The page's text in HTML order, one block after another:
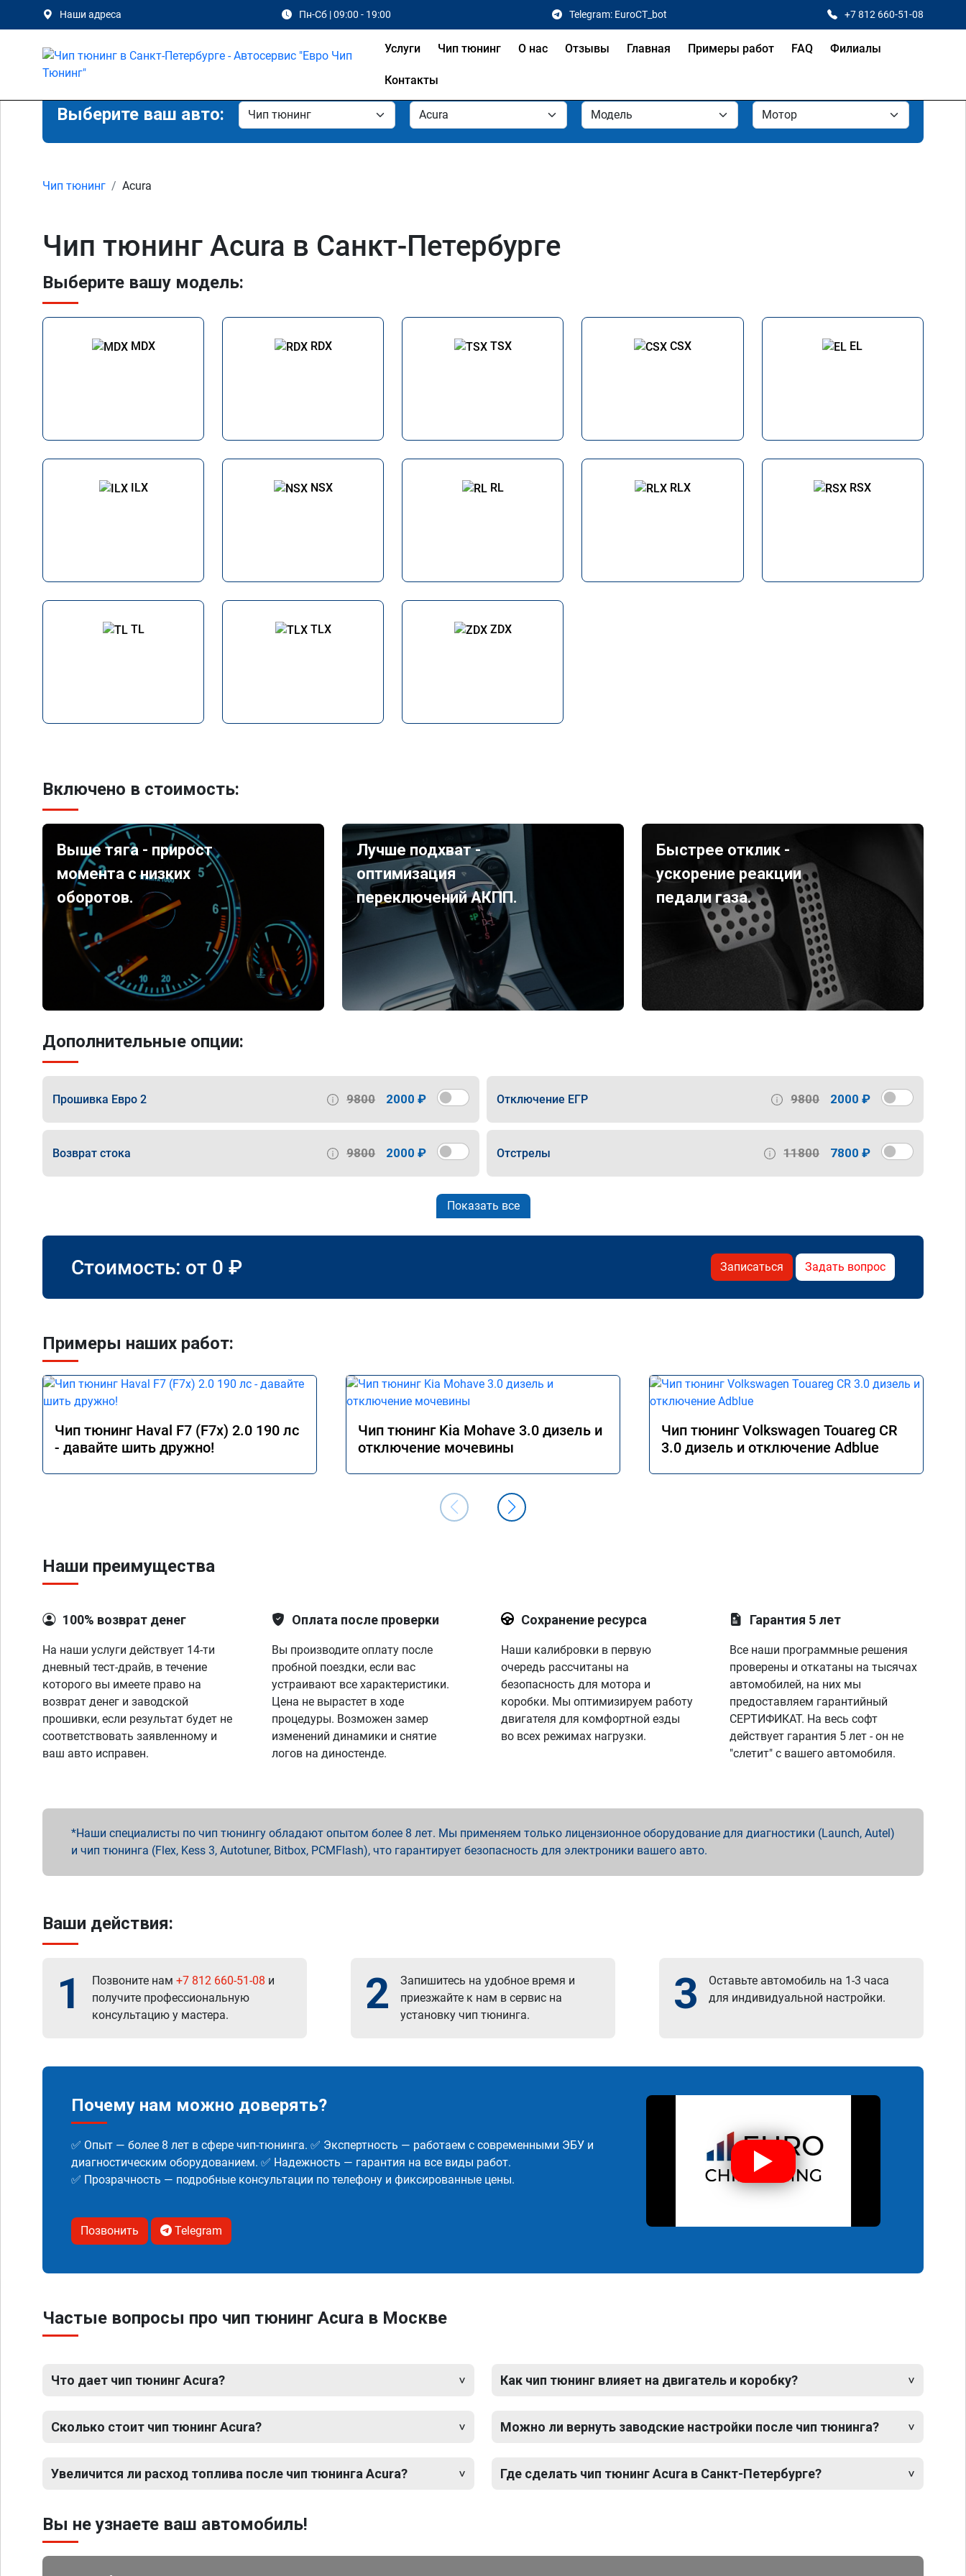
Наши адреса Пн-Сб | 09:00 - 19:00 Telegram: EuroCT_bot +7 812 660-51-08
Услуги Чип тюнинг О нас Отзывы Главная Примеры работ FAQ Филиалы
Контакты
Выберите ваш авто:
Чип тюнинг Acura
Чип тюнинг Acura в Санкт-Петербурге
Выберите вашу модель:
MDX RDX TSX CSX EL
ILX NSX RL RLX RSX
TL TLX ZDX
Включено в стоимость:
Выше тяга - прирост
момента с низких
оборотов.
Лучше подхват -
оптимизация
переключений АКПП.
Быстрее отклик -
ускорение реакции
педали газа.
Дополнительные опции:
Прошивка Евро 2 9800 2000 ₽ Отключение ЕГР 9800 2000 ₽
Возврат стока 9800 2000 ₽ Отстрелы 11800 7800 ₽
Показать все
Стоимость: от 0 ₽ Записаться Задать вопрос
Примеры наших работ:
Чип тюнинг Haval F7 (F7x) 2.0 190 лс
- давайте шить дружно!
Чип тюнинг Kia Mohave 3.0 дизель и
отключение мочевины
Чип тюнинг Volkswagen Touareg CR
3.0 дизель и отключение Adblue
Наши преимущества
100% возврат денег
На наши услуги действует 14-ти
дневный тест-драйв, в течение
которого вы имеете право на
возврат денег и заводской
прошивки, если результат будет не
соответствовать заявленному и
ваш авто исправен.
Оплата после проверки
Вы производите оплату после
пробной поездки, если вас
устраивают все характеристики.
Цена не вырастет в ходе
процедуры. Возможен замер
изменений динамики и снятие
логов на диностенде.
Сохранение ресурса
Наши калибровки в первую
очередь рассчитаны на
безопасность для мотора и
коробки. Мы оптимизируем работу
двигателя для комфортной езды
во всех режимах нагрузки.
Гарантия 5 лет
Все наши программные решения
проверены и откатаны на тысячах
автомобилей, на них мы
предоставляем гарантийный
СЕРТИФИКАТ. На весь софт
действует гарантия 5 лет - он не
"слетит" с вашего автомобиля.
Наши специалисты по чип тюнингу обладают опытом более 8 лет. Мы применяем только лицензионное оборудование для диагностики (Launch, Autel)
и чип тюнинга (Flex, Kess 3, Autotuner, Bitbox, PCMFlash), что гарантирует безопасность для электроники вашего авто.
Ваши действия:
1 Позвоните нам +7 812 660-51-08 и
получите профессиональную
консультацию у мастера.
2
Запишитесь на удобное время и
приезжайте к нам в сервис на
установку чип тюнинга.
3
Оставьте автомобиль на 1-3 часа
для индивидуальной настройки.
Почему нам можно доверять?
✅ Опыт — более 8 лет в сфере чип-тюнинга. ✅ Экспертность — работаем с современными ЭБУ и
диагностическим оборудованием. ✅ Надежность — гарантия на все виды работ.
✅ Прозрачность — подробные консультации по телефону и фиксированные цены.
Позвонить Telegram
Частые вопросы про чип тюнинг Acura в Москве
Что дает чип тюнинг Acura?
Сколько стоит чип тюнинг Acura?
Увеличится ли расход топлива после чип тюнинга Acura?
Как чип тюнинг влияет на двигатель и коробку?
Можно ли вернуть заводские настройки после чип тюнинга?
Где сделать чип тюнинг Acura в Санкт-Петербурге?
Вы не узнаете ваш автомобиль!